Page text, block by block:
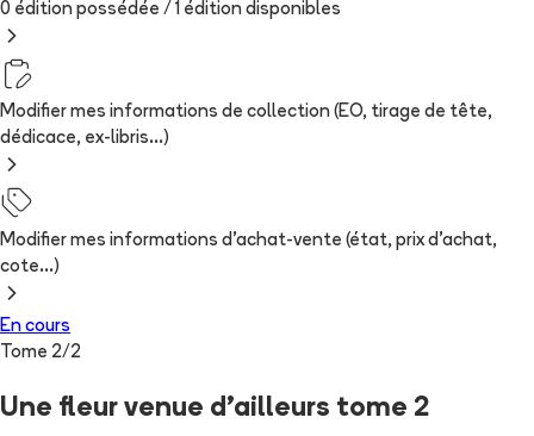
0 édition possédée / 1 édition disponibles
Modifier mes informations de collection (EO, tirage de tête,
dédicace, ex-libris...)
Modifier mes informations d'achat-vente (état, prix d'achat,
cote...)
En cours
Tome 2/2
Une fleur venue d'ailleurs tome 2